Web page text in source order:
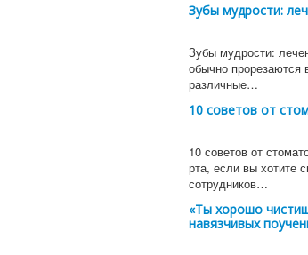
Зубы мудрости:
Зубы мудрости:
обычно прорезаются
различные…
10 советов от
10 советов от
рта, если вы хотите
сотрудников…
«Ты хорошо
навязчивых